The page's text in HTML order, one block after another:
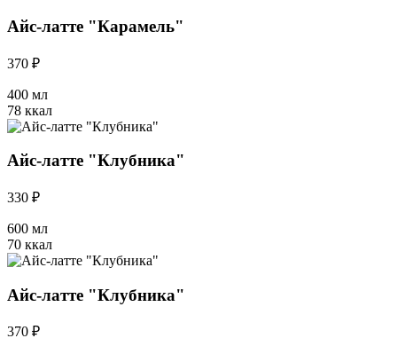
Айс-латте "Карамель"
370 ₽
400 мл
78 ккал
Айс-латте "Клубника"
330 ₽
600 мл
70 ккал
Айс-латте "Клубника"
370 ₽